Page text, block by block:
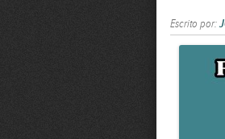
Escrito por: